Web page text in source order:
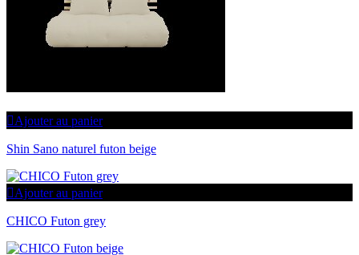
Ajouter au panier
Shin Sano naturel futon beige
Ajouter au panier
CHICO Futon grey